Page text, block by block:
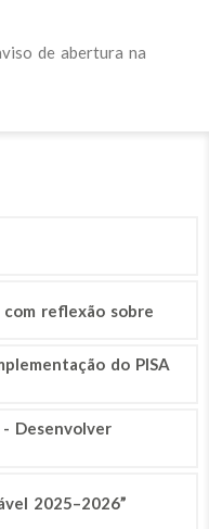
de abertura na
reflexão sobre
do PISA
Desenvolver
2025–2026”